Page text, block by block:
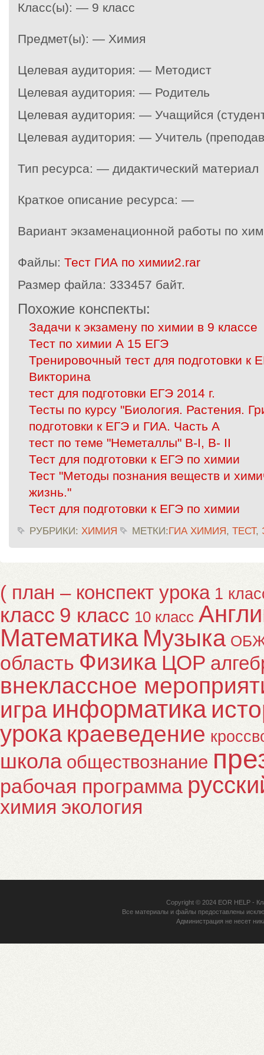
Класс(ы): — 9 класс
Предмет(ы): — Химия
Целевая аудитория: — Методист
Целевая аудитория: — Родитель
Целевая аудитория: — Учащийся
Целевая аудитория: — Учитель
Тип ресурса: — дидактический материал
Краткое описание ресурса: —
Вариант экзаменационной работы по
Файлы: Тест ГИА по химии2.rar
Размер файла: 333457 байт.
Похожие конспекты:
Задачи к экзамену по химии в 9 классе
Тест по химии А 15 ЕГЭ
Тренировочный тест для подготовки к
Викторина
тест для подготовки ЕГЭ 2014 г.
Тесты по курсу "Биология. Растения.
подготовки к ЕГЭ и ГИА. Часть А
тест по теме "Неметаллы" В-I, В- II
Тест для подготовки к ЕГЭ по химии
Тест "Методы познания веществ и
жизнь."
Тест для подготовки к ЕГЭ по химии
РУБРИКИ: ХИМИЯ МЕТКИ:ГИА ХИМИЯ, ТЕСТ,
( план – конспект урока 1
класс 9 класс 10 класс
Математика Музыка
область Физика ЦОР
внеклассное
игра информатика
урока краеведение
школа обществознание
рабочая программа
химия экология
Copyright © 2024 EOR HELP-
Все материалы и файлы предоставлены
Администрация не несет